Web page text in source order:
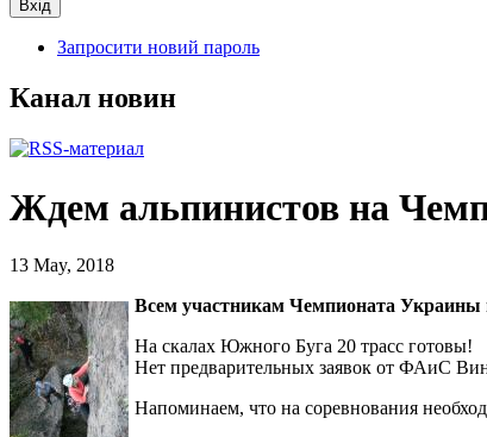
Запросити новий пароль
Канал новин
Ждем альпинистов на
13 May, 2018
Всем участникам Чемпионата Украины
На скалах Южного Буга 20 трасс готовы!
Нет предварительных заявок от ФАиС
Напоминаем, что на соревнования